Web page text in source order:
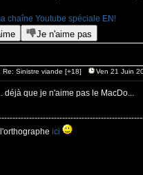
chaîne Youtube spéciale EN!
Je n'aime pas
Re: Sinistre viande [+18] Ven 21 Juin
déjà que je n'aime pas le MacDo...
ici